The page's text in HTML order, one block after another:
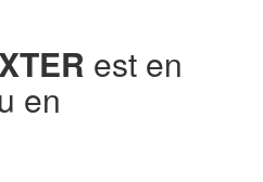
est en
en